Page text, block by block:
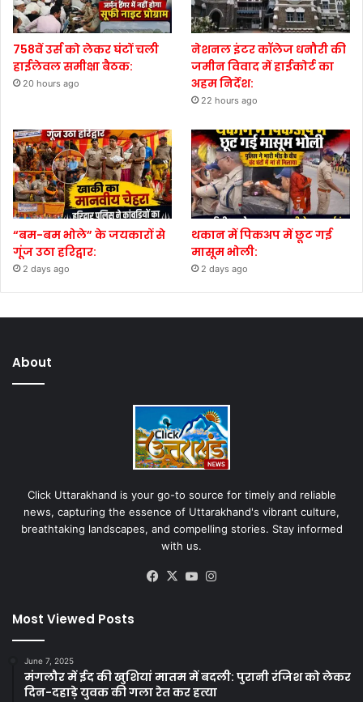
758वें उर्स को लेकर घंटों चली
हाईलेवल समीक्षा बैठक:
20 hours ago
नेशनल इंटर कॉलेज धनौरी की
जमीन विवाद में हाईकोर्ट का
अहम निर्देश:
22 hours ago
“बम-बम भोले” के जयकारों से
गूंज उठा हरिद्वार:
2 days ago
थकान में पिकअप में छूट गई
मासूम भोली:
2 days ago
About
Click Uttarakhand is your go-to source for timely and reliable
news, capturing the essence of Uttarakhand's vibrant culture,
breathtaking landscapes, and compelling stories. Stay informed
with us.
Facebook
X YouTube
Most Viewed Posts
June 7, 2025
मंगलौर में ईद की खुशियां मातम में बदली: पुरानी रंजिश को लेकर
दिन-दहाड़े युवक की गला रेत कर हत्या